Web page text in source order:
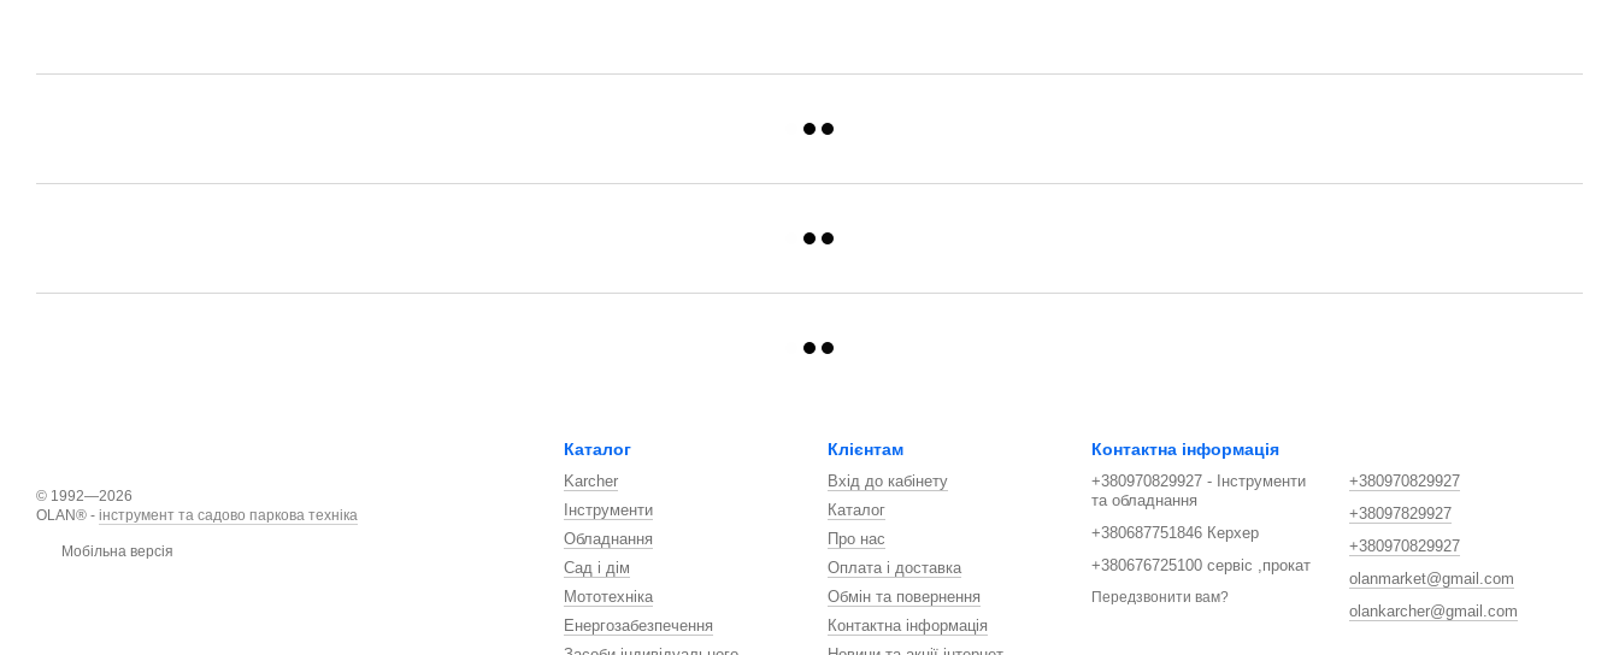
© 1992—2026
OLAN® - інструмент та садово паркова техніка
Мобільна версія
Каталог
Karcher
Інструменти
Обладнання
Сад і дім
Мототехніка
Енергозабезпечення
Клієнтам
Вхід до кабінету
Каталог
Про нас
Оплата і доставка
Обмін та повернення
Контактна інформація
Контактна інформація
+380970829927 - Інструменти
та обладнання
+380687751846 Керхер
+380676725100 сервіс ,прокат
Передзвонити вам?
+380970829927
+38097829927
+380970829927
olanmarket@gmail.com
olankarcher@gmail.com